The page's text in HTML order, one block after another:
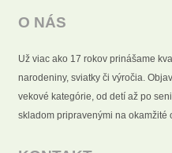
O NÁS
Už viac ako 17 rokov prinášame
narodeniny, sviatky či výročia.
vekové kategórie, od detí až po
skladom pripravenými na okamžité